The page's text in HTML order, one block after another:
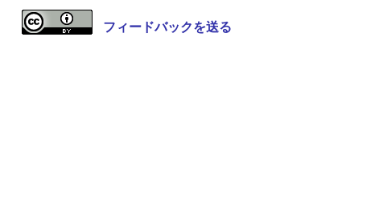
フィードバックを送る